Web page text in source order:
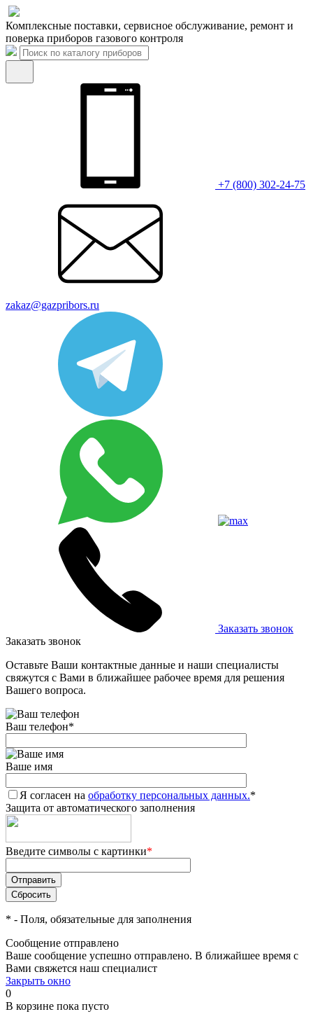
Комплексные поставки, сервисное обслуживание, ремонт и
поверка приборов газового контроля
+7 (800) 302-24-75
zakaz@gazpribors.ru
Заказать звонок
Заказать звонок
Оставьте Ваши контактные данные и наши специалисты
свяжутся с Вами в ближайшее рабочее время для решения
Вашего вопроса.
Ваш телефон*
Ваше имя
Я согласен на обработку персональных данных.*
Защита от автоматического заполнения
Введите символы с картинки*
* - Поля, обязательные для заполнения
Сообщение отправлено
Ваше сообщение успешно отправлено. В ближайшее время с
Вами свяжется наш специалист
Закрыть окно
0
В корзине пока пусто